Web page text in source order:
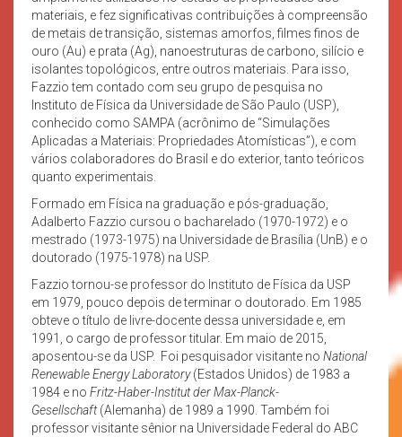
materiais, e fez significativas contribuições à compreensão
de metais de transição, sistemas amorfos, filmes finos de
ouro (Au) e prata (Ag), nanoestruturas de carbono, silício e
isolantes topológicos, entre outros materiais. Para isso,
Fazzio tem contado com seu grupo de pesquisa no
Instituto de Física da Universidade de São Paulo (USP),
conhecido como SAMPA (acrônimo de “Simulações
Aplicadas a Materiais: Propriedades Atomísticas”), e com
vários colaboradores do Brasil e do exterior, tanto teóricos
quanto experimentais.
Formado em Física na graduação e pós-graduação,
Adalberto Fazzio cursou o bacharelado (1970-1972) e o
mestrado (1973-1975) na Universidade de Brasília (UnB) e o
doutorado (1975-1978) na USP.
Fazzio tornou-se professor do Instituto de Física da USP
em 1979, pouco depois de terminar o doutorado. Em 1985
obteve o título de livre-docente dessa universidade e, em
1991, o cargo de professor titular. Em maio de 2015,
aposentou-se da USP. Foi pesquisador visitante no National
Renewable Energy Laboratory(Estados Unidos) de 1983 a
1984 e no Fritz-Haber-Institut der Max-Planck-
Gesellschaft(Alemanha) de 1989 a 1990. Também foi
professor visitante sênior na Universidade Federal do ABC